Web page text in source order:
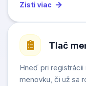
Zisti viac
Tlač
Hneď pri
menovku, či už sa